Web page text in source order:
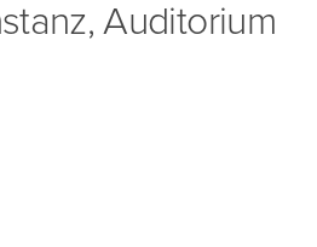
Auditorium